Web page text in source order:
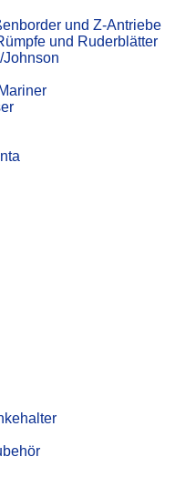
und Z-Antriebe
und Ruderblätter
Johnson